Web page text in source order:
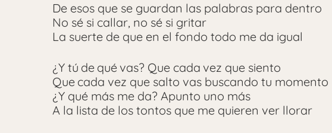
De esos que se guardan las palabras para dentro
No sé si callar, no sé si gritar
La suerte de que en el fondo todo me da igual
¿Y tú de qué vas? Que cada vez que siento
Que cada vez que salto vas buscando tu momento
¿Y qué más me da? Apunto uno más
A la lista de los tontos que me quieren ver llorar